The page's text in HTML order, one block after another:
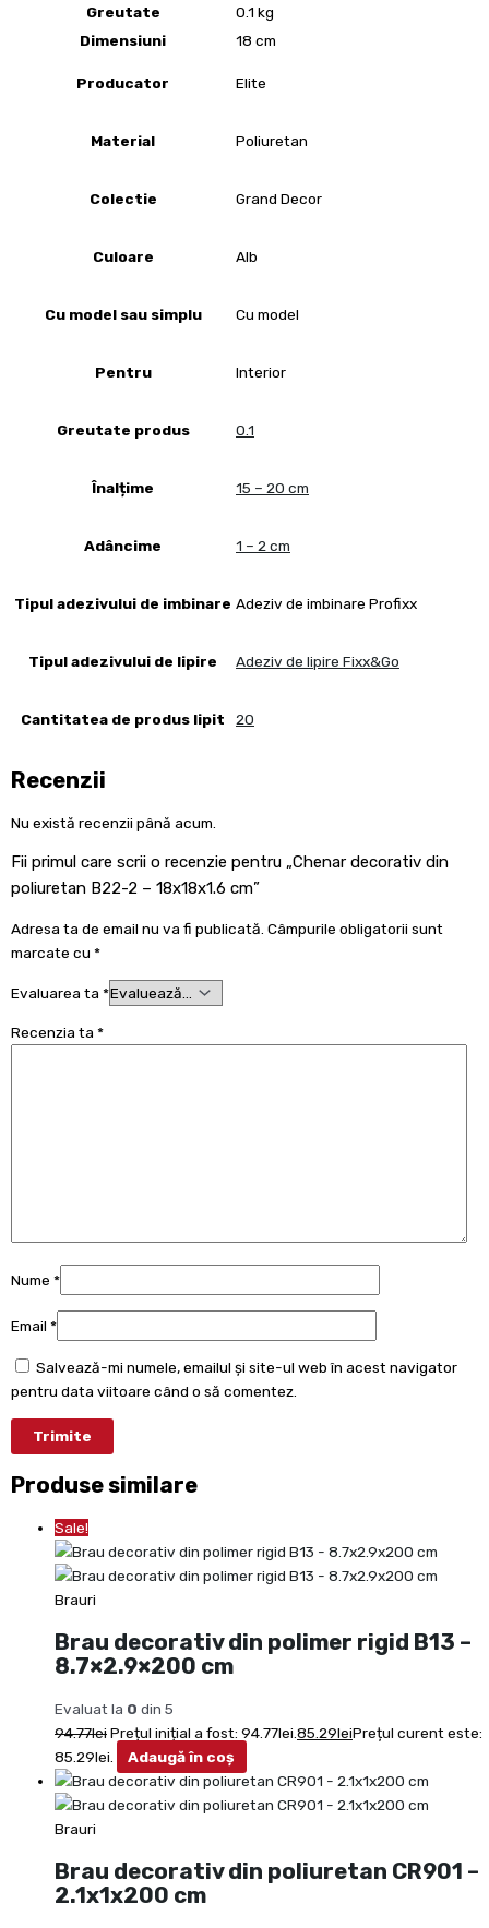
Greutate
0.1 kg
Dimensiuni
18 cm
Producator Elite
Material Poliuretan
Colectie Grand Decor
Culoare Alb
Cu model sau simplu Cu model
Pentru Interior
Greutate produs 0.1
Înalțime 15 – 20 cm
Adâncime 1 – 2 cm
Tipul adezivului de imbinare Adeziv de imbinare Profixx
Tipul adezivului de lipire Adeziv de lipire Fixx&Go
Cantitatea de produs lipit 20
Recenzii
Nu există recenzii până acum.
Fii primul care scrii o recenzie pentru „Chenar decorativ din
poliuretan B22-2 – 18x18x1.6 cm”
Adresa ta de email nu va fi publicată. Câmpurile obligatorii sunt
marcate cu *
Evaluarea ta *
Recenzia ta *
Nume *
Email *
Salvează-mi numele, emailul și site-ul web în acest navigator
pentru data viitoare când o să comentez.
Produse similare
Sale!
Brauri
Brau decorativ din polimer rigid B13 –
8.7×2.9×200 cm
Evaluat la 0 din 5
94.77leiPrețul inițial a fost: 94.77lei. 85.29leiPrețul curent este:
85.29lei.
Adaugă în coș
Brauri
Brau decorativ din poliuretan CR901 –
2.1x1x200 cm